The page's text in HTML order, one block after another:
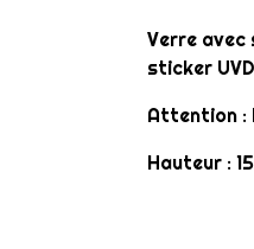
Verre avec
sticker
Attention :
Hauteur :